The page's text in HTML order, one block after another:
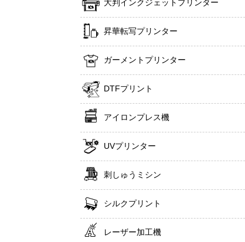
大判インクジェットプリンター
昇華転写プリンター
ガーメントプリンター
DTFプリント
アイロンプレス機
UVプリンター
刺しゅうミシン
シルクプリント
レーザー加工機